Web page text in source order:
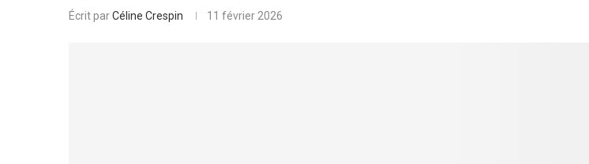
Écrit parCéline Crespin 11 février 2026